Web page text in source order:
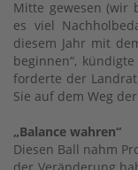
Mitte gewesen (wir
es viel
diesem Jahr mit
beginnen“,
forderte der
Sie auf dem Weg
„Balance wahren“
Diesen Ball nahm